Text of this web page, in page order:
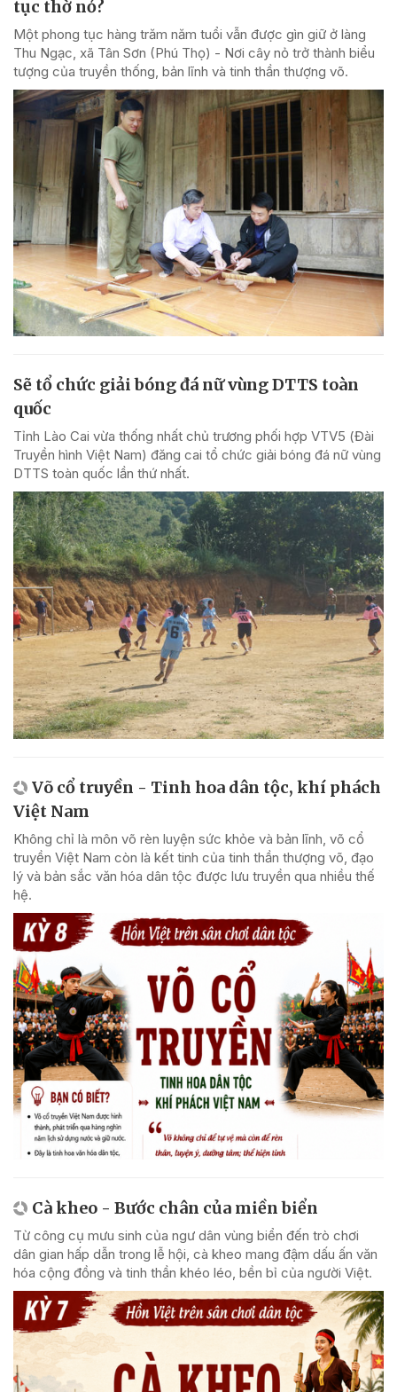
tục thờ nỏ?
Một phong tục hàng trăm năm tuổi vẫn được gìn giữ ở làng
Thu Ngạc, xã Tân Sơn (Phú Thọ) - Nơi cây nỏ trở thành biểu
tượng của truyền thống, bản lĩnh và tinh thần thượng võ.
Sẽ tổ chức giải bóng đá nữ vùng DTTS toàn
quốc
Tỉnh Lào Cai vừa thống nhất chủ trương phối hợp VTV5 (Đài
Truyền hình Việt Nam) đăng cai tổ chức giải bóng đá nữ vùng
DTTS toàn quốc lần thứ nhất.
Võ cổ truyền - Tinh hoa dân tộc, khí phách
Việt Nam
Không chỉ là môn võ rèn luyện sức khỏe và bản lĩnh, võ cổ
truyền Việt Nam còn là kết tinh của tinh thần thượng võ, đạo
lý và bản sắc văn hóa dân tộc được lưu truyền qua nhiều thế
hệ.
Cà kheo - Bước chân của miền biển
Từ công cụ mưu sinh của ngư dân vùng biển đến trò chơi
dân gian hấp dẫn trong lễ hội, cà kheo mang đậm dấu ấn văn
hóa cộng đồng và tinh thần khéo léo, bền bỉ của người Việt.